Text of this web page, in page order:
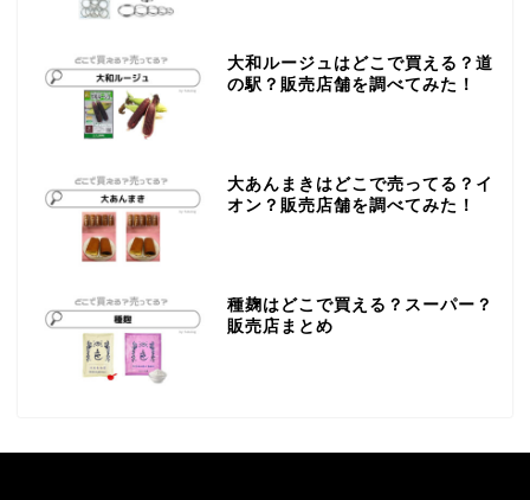
大和ルージュはどこで買える？道
の駅？販売店舗を調べてみた！
大あんまきはどこで売ってる？イ
オン？販売店舗を調べてみた！
種麹はどこで買える？スーパー？
販売店まとめ